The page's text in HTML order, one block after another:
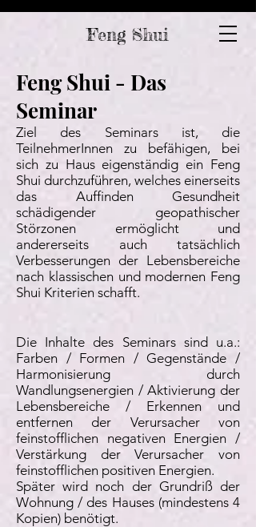
Feng Shui
Feng Shui - Das
Seminar
Ziel des Seminars ist, die
TeilnehmerInnen zu befähigen, bei
sich zu Haus eigenständig ein Feng
Shui durchzuführen, welches einerseits
das Auffinden Gesundheit
schädigender geopathischer
Störzonen ermöglicht und
andererseits auch tatsächlich
Verbesserungen der Lebensbereiche
nach klassischen und modernen Feng
Shui Kriterien schafft.
Die Inhalte des Seminars sind u.a.:
Farben / Formen / Gegenstände /
Harmonisierung durch
Wandlungsenergien / Aktivierung der
Lebensbereiche / Erkennen und
entfernen der Verursacher von
feinstofflichen negativen Energien /
Verstärkung der Verursacher von
feinstofflichen positiven Energien.
Später wird noch der Grundriß der
Wohnung / des Hauses (mindestens 4
Kopien) benötigt.